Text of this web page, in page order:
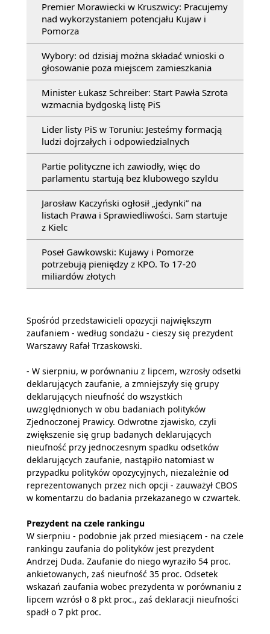
Premier Morawiecki w Kruszwicy: Pracujemy
nad wykorzystaniem potencjału Kujaw i
Pomorza
Wybory: od dzisiaj można składać wnioski o
głosowanie poza miejscem zamieszkania
Minister Łukasz Schreiber: Start Pawła Szrota
wzmacnia bydgoską listę PiS
Lider listy PiS w Toruniu: Jesteśmy formacją
ludzi dojrzałych i odpowiedzialnych
Partie polityczne ich zawiodły, więc do
parlamentu startują bez klubowego szyldu
Jarosław Kaczyński ogłosił „jedynki” na
listach Prawa i Sprawiedliwości. Sam startuje
z Kielc
Poseł Gawkowski: Kujawy i Pomorze
potrzebują pieniędzy z KPO. To 17-20
miliardów złotych
Spośród przedstawicieli opozycji największym
zaufaniem - według sondażu - cieszy się prezydent
Warszawy Rafał Trzaskowski.
- W sierpniu, w porównaniu z lipcem, wzrosły odsetki
deklarujących zaufanie, a zmniejszyły się grupy
deklarujących nieufność do wszystkich
uwzględnionych w obu badaniach polityków
Zjednoczonej Prawicy. Odwrotne zjawisko, czyli
zwiększenie się grup badanych deklarujących
nieufność przy jednoczesnym spadku odsetków
deklarujących zaufanie, nastąpiło natomiast w
przypadku polityków opozycyjnych, niezależnie od
reprezentowanych przez nich opcji - zauważył CBOS
w komentarzu do badania przekazanego w czwartek.
Prezydent na czele rankingu
W sierpniu - podobnie jak przed miesiącem - na czele
rankingu zaufania do polityków jest prezydent
Andrzej Duda. Zaufanie do niego wyraziło 54 proc.
ankietowanych, zaś nieufność 35 proc. Odsetek
wskazań zaufania wobec prezydenta w porównaniu z
lipcem wzrósł o 8 pkt proc., zaś deklaracji nieufności
spadł o 7 pkt proc.